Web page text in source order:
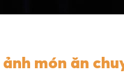
món ăn